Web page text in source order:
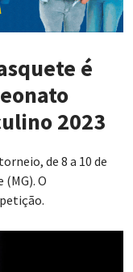
é
2023
de 8 a 10 de
O